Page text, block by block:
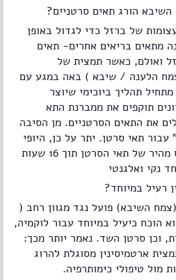
הורג תאים סרטניים?
של ברזל כדי לגדול באופן
מתאים בריאים אחרים- תאים
ואולם, כאשר תמצית של
הלענה / שיבא ) באה במגע עם
תהליך ביוכימי שיוצר
תוקפים את ממברנת התא
את התאים הסרטניים. מן הסיבה
תאי סרטן. יתר על כן, היופי
הוא שארטמיסינין גורם להרס מהיר של תאי הסרטן תוך 16 שעות
נקי ואלגנטי
רעיל במיוחד?
השיבא) פועל נגד מגוון רחב (
הוכח כיעיל במיוחד עבור לוקמיה,
וכן סרטן השד. נאמר יותר מכך:
ארטמיסינין מסוגלת להרוג
מול טיפולי כימותרפיה.